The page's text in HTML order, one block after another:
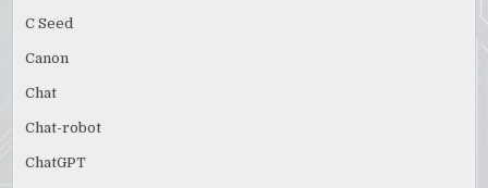
C Seed
Canon
Chat
Chat-robot
ChatGPT